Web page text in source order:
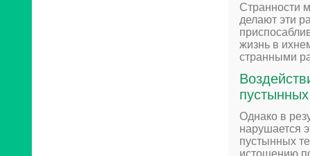
Странности
делают эти
жизнь в
странными
Однако в
нарушается
пустынных